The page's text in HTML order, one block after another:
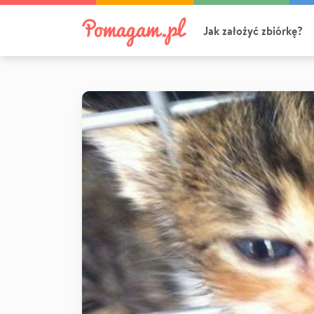
Jak założyć zbiórkę?